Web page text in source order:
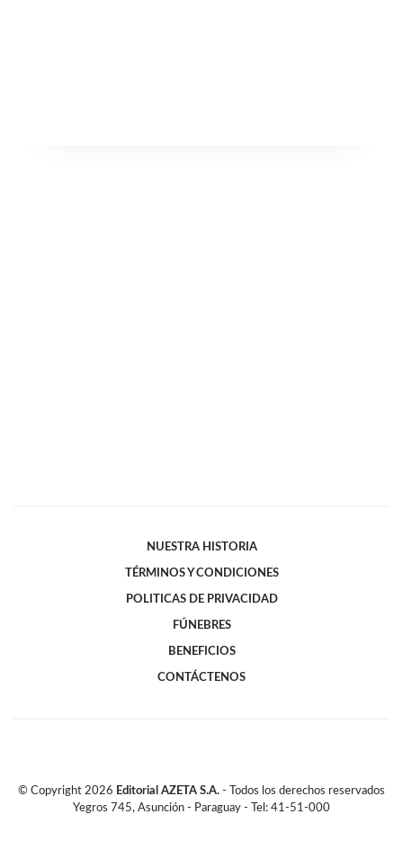
NUESTRA HISTORIA
TÉRMINOS Y CONDICIONES
POLITICAS DE PRIVACIDAD
FÚNEBRES
BENEFICIOS
CONTÁCTENOS
© Copyright 2026 Editorial AZETA S.A. - Todos los derechos reservados
Yegros 745, Asunción - Paraguay - Tel: 41-51-000